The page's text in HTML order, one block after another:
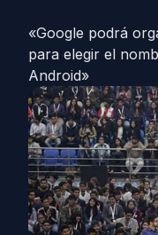
«Google podrá
para elegir el
Android»